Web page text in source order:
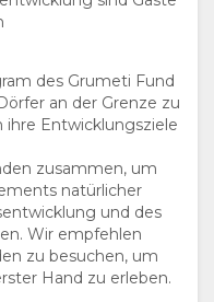
ausklingen
Stopps in
Abendbrise und der
über uns enthüllt
den schwer
Afrikas und sorgt so
von Singita
gehen intuitiv auf
Gruppe ein. Sie
des Grumeti Fund
an der Grenze zu
Entwicklungsziele
zusammen, um
natürlicher
und des
Wir empfehlen
zu besuchen, um
Hand zu erleben.